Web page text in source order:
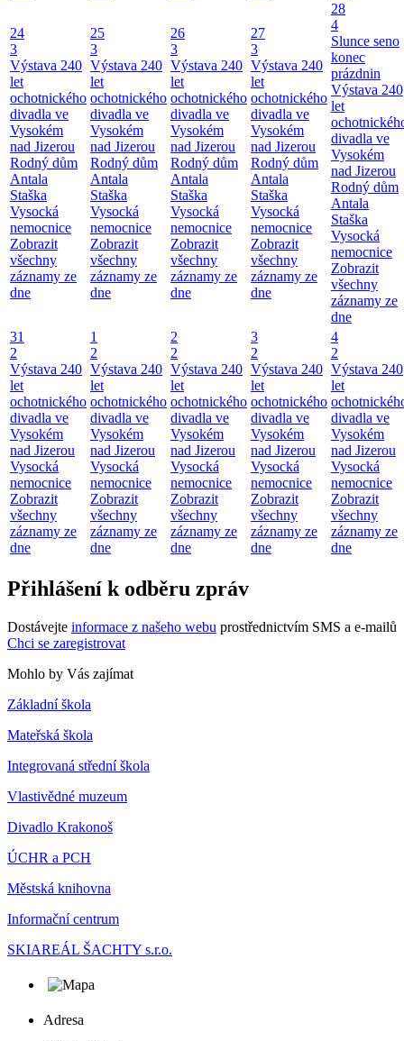
24
3
Výstava 240
let
ochotnického
divadla ve
Vysokém
nad Jizerou
Rodný dům
Antala
Staška
Vysocká
nemocnice
Zobrazit
všechny
záznamy ze
dne
25
3
Výstava 240
let
ochotnického
divadla ve
Vysokém
nad Jizerou
Rodný dům
Antala
Staška
Vysocká
nemocnice
Zobrazit
všechny
záznamy ze
dne
26
3
Výstava 240
let
ochotnického
divadla ve
Vysokém
nad Jizerou
Rodný dům
Antala
Staška
Vysocká
nemocnice
Zobrazit
všechny
záznamy ze
dne
27
3
Výstava 240
let
ochotnického
divadla ve
Vysokém
nad Jizerou
Rodný dům
Antala
Staška
Vysocká
nemocnice
Zobrazit
všechny
záznamy ze
dne
28
4
Slunce seno
konec
prázdnin
Výstava 240
let
divadla ve
Vysokém
nad Jizerou
Rodný dům
Antala
Staška
Vysocká
nemocnice
Zobrazit
všechny
záznamy ze
dne
31
2
Výstava 240
let
ochotnického
divadla ve
Vysokém
nad Jizerou
Vysocká
nemocnice
Zobrazit
všechny
záznamy ze
dne
1
2
Výstava 240
let
ochotnického
divadla ve
Vysokém
nad Jizerou
Vysocká
nemocnice
Zobrazit
všechny
záznamy ze
dne
2
2
Výstava 240
let
ochotnického
divadla ve
Vysokém
nad Jizerou
Vysocká
nemocnice
Zobrazit
všechny
záznamy ze
dne
3
2
Výstava 240
let
ochotnického
divadla ve
Vysokém
nad Jizerou
Vysocká
nemocnice
Zobrazit
všechny
záznamy ze
dne
4
2
Výstava 240
let
divadla ve
Vysokém
nad Jizerou
Vysocká
nemocnice
Zobrazit
všechny
záznamy ze
dne
Přihlášení k odběru zpráv
Dostávejte informace z našeho webu prostřednictvím SMS a e-mailů
Chci se zaregistrovat
Mohlo by Vás zajímat
Základní škola
Mateřská škola
Integrovaná střední škola
Vlastivědné muzeum
Divadlo Krakonoš
ÚCHR a PCH
Městská knihovna
Informační centrum
SKIAREÁL ŠACHTY s.r.o.
Adresa